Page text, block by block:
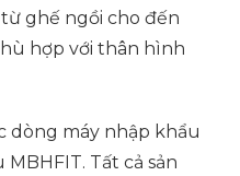
ghế ngồi cho đến
hợp với thân hình
dòng máy nhập khẩu
Tất cả sản